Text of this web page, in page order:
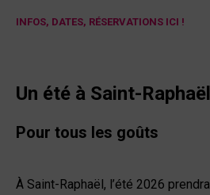
INFOS, DATES, RÉSERVATIONS ICI !
Un été à Saint-Raphaël
Pour tous les goûts
À Saint-Raphaël, l’été 2026